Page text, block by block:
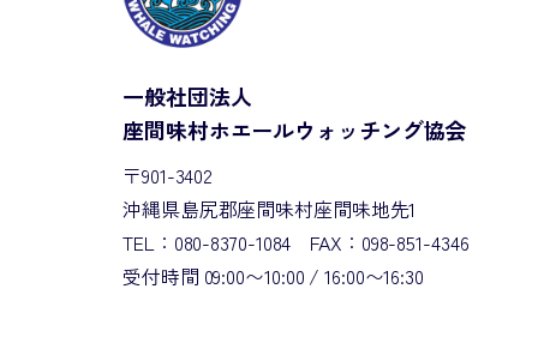
一般社団法人
座間味村ホエールウォッチング協会
〒901-3402
沖縄県島尻郡座間味村座間味地先1
TEL：080-8370-1084 FAX：098-851-4346
受付時間 09:00〜10:00 / 16:00〜16:30